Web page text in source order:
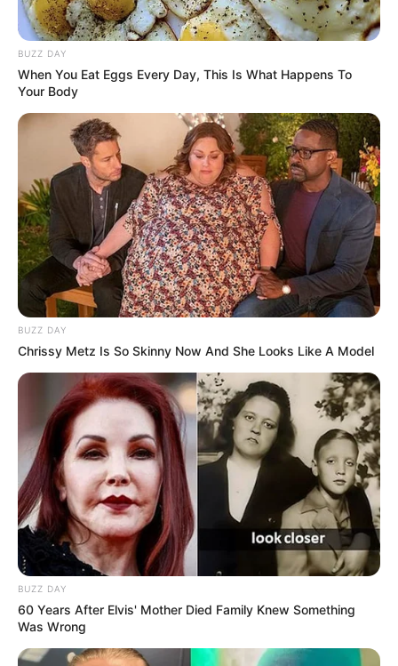
BUZZ DAY
When You Eat Eggs Every Day, This Is What Happens To
Your Body
BUZZ DAY
Chrissy Metz Is So Skinny Now And She Looks Like A Model
BUZZ DAY
60 Years After Elvis' Mother Died Family Knew Something
Was Wrong